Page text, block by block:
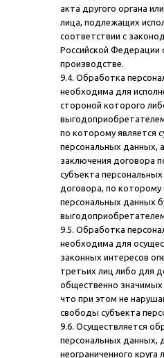
акта другого органа
лица, подлежащих
соответствии с
Российской Федерации
производстве.
9.4. Обработка
необходима для
стороной которого
по которому является
персональных данных,
заключения договора
субъекта
договора, по которому
персональных данных
9.5. Обработка
необходима для
законных интересов
третьих лиц либо для
общественно значимых
что при этом не
свободы субъекта
9.6. Осуществляется
персональных данных,
неограниченного